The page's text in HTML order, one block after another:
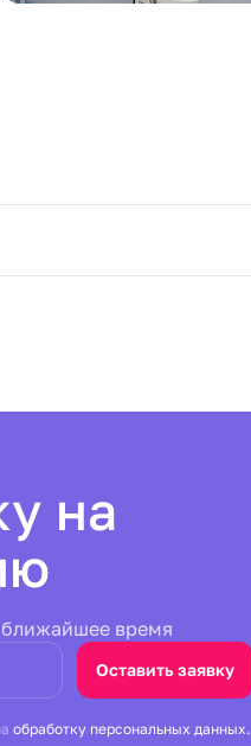
на
время
Оставить заявку
обработку персональных данных.